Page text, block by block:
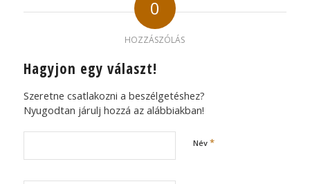
0
HOZZÁSZÓLÁS
Hagyjon egy választ!
Szeretne csatlakozni a beszélgetéshez?
Nyugodtan járulj hozzá az alábbiakban!
Név *